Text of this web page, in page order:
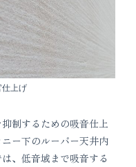
仕上げ
制するための吸音仕上
ー下のルーバー天井内
、低音域まで吸音する